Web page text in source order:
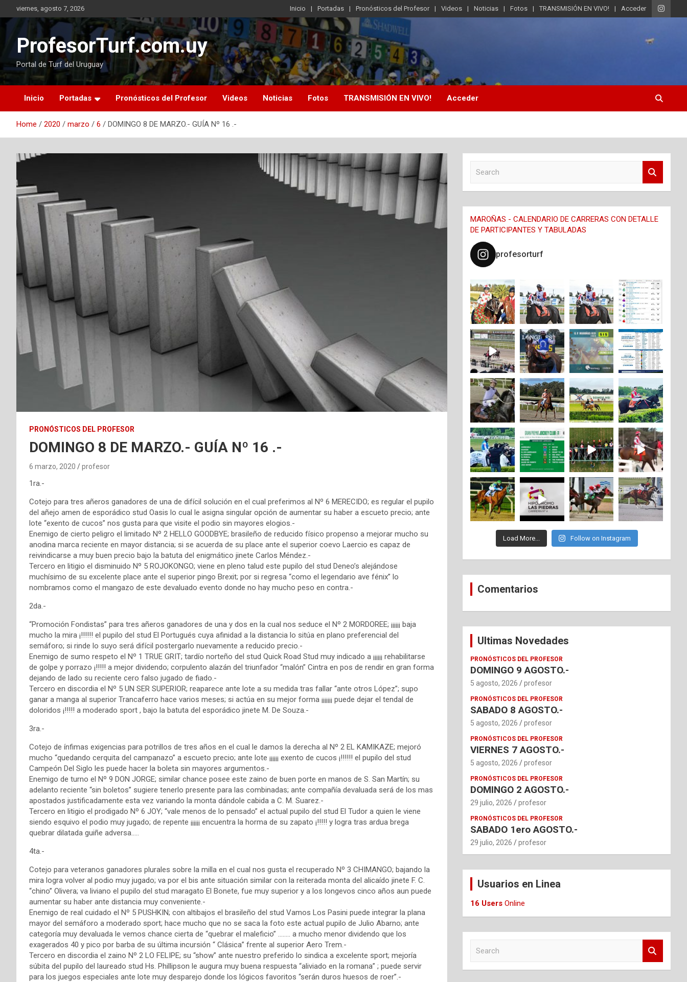
to
content
viernes, agosto 7, 2026 Inicio Portadas Pronósticos del Profesor Videos Noticias Fotos TRANSMISIÓN EN VIVO! Acceder
ProfesorTurf.com.uy
Portal de Turf del Uruguay
Inicio Portadas Pronósticos del Profesor Videos Noticias Fotos TRANSMISIÓN EN VIVO! Acceder
Home 2020 marzo 6 DOMINGO 8 DE MARZO.- GUÍA Nº 16 .-
PRONÓSTICOS DEL PROFESOR
DOMINGO 8 DE MARZO.- GUÍA Nº 16 .-
6 marzo, 2020 profesor
1ra.-
Cotejo para tres añeros ganadores de una de difícil solución en el cual preferimos al Nº 6 MERECIDO; es regular el pupilo
del añejo amen de esporádico stud Oasis lo cual le asigna singular opción de aumentar su haber a escueto precio; ante
lote “exento de cucos” nos gusta para que visite el podio sin mayores elogios.-
Enemigo de cierto peligro el limitado Nº 2 HELLO GOODBYE; brasileño de reducido físico propenso a mejorar mucho su
anodina marca reciente en mayor distancia; si se acuerda de su place ante el superior coevo Laercio es capaz de
reivindicarse a muy buen precio bajo la batuta del enigmático jinete Carlos Méndez.-
Tercero en litigio el disminuido Nº 5 ROJOKONGO; viene en pleno talud este pupilo del stud Deneo’s alejándose
muchísimo de su excelente place ante el superior pingo Brexit; por si regresa “como el legendario ave fénix” lo
nombramos como el mangazo de este devaluado evento donde no hay mucho peso en contra.-
2da.-
“Promoción Fondistas” para tres añeros ganadores de una y dos en la cual nos seduce el Nº 2 MORDOREE; ¡¡¡¡¡¡ baja
mucho la mira ¡!!!!!! el pupilo del stud El Portugués cuya afinidad a la distancia lo sitúa en plano preferencial del
semáforo; si rinde lo suyo será difícil postergarlo nuevamente a reducido precio.-
Enemigo de sumo respeto el Nº 1 TRUE GRIT; tardío norteño del stud Quick Road Stud muy indicado a ¡¡¡¡¡¡ rehabilitarse
de golpe y porrazo ¡!!!!! a mejor dividendo; corpulento alazán del triunfador “malón” Cintra en pos de rendir en gran forma
dejando de lado su reciente cero falso jugado de fiado.-
Tercero en discordia el Nº 5 UN SER SUPERIOR; reaparece ante lote a su medida tras fallar “ante otros López”; supo
ganar a manga al superior Trancaferro hace varios meses; si actúa en su mejor forma ¡¡¡¡¡¡¡ puede dejar el tendal de
doloridos ¡!!!!! a moderado sport , bajo la batuta del esporádico jinete M. De Souza.-
3ra.-
Cotejo de ínfimas exigencias para potrillos de tres años en el cual le damos la derecha al Nº 2 EL KAMIKAZE; mejoró
mucho “quedando cerquita del campanazo” a escueto precio; ante lote ¡¡¡¡¡¡ exento de cucos ¡!!!!!! el pupilo del stud
Campeón Del Siglo les puede hacer la boleta sin mayores argumentos.-
Enemigo de turno el Nº 9 DON JORGE; similar chance posee este zaino de buen porte en manos de S. San Martín; su
adelanto reciente “sin boletos” sugiere tenerlo presente para las combinadas; ante compañía devaluada será de los mas
apostados justificadamente esta vez variando la monta dándole cabida a C. M. Suarez.-
Tercero en litigio el prodigado Nº 6 JOY; “vale menos de lo pensado” el actual pupilo del stud El Tudor a quien le viene
siendo esquivo el podio muy jugado; de repente ¡¡¡¡¡¡ encuentra la horma de su zapato ¡!!!!! y logra tras ardua brega
quebrar dilatada guiñe adversa…..
4ta.-
Cotejo para veteranos ganadores plurales sobre la milla en el cual nos gusta el recuperado Nº 3 CHIMANGO; bajando la
mira logra volver al podio muy jugado; va por el bis ante situación similar con la reiterada monta del alicaído jinete F. C.
“chino” Olivera; va liviano el pupilo del stud maragato El Bonete, fue muy superior y a los longevos cinco años aun puede
aumentar su haber ante distancia muy conveniente.-
Enemigo de real cuidado el Nº 5 PUSHKIN; con altibajos el brasileño del stud Vamos Los Pasini puede integrar la plana
mayor del semáforo a moderado sport; hace mucho que no se saca la foto este actual pupilo de Julio Abarno; ante
categoría muy devaluada le vemos chance cierta de “quebrar el maleficio” …….. a mucho menor dividendo que los
exagerados 40 y pico por barba de su última incursión “ Clásica” frente al superior Aero Trem.-
Tercero en discordia el zaino Nº 2 LO FELIPE; su “show” ante nuestro preferido lo sindica a excelente sport; mejoría
súbita del pupilo del laureado stud Hs. Phillipson le augura muy buena respuesta “aliviado en la romana” ; puede servir
para los juegos especiales ante lote muy desparejo donde los lógicos favoritos “serán duros huesos de roer”.-
c
h
MAROÑAS - CALENDARIO DE CARRERAS CON DETALLE
DE PARTICIPANTES Y TABULADAS
profesorturf
Load More... Follow on Instagram
Comentarios
Ultimas Novedades
PRONÓSTICOS DEL PROFESOR
DOMINGO 9 AGOSTO.-
5 agosto, 2026 profesor
PRONÓSTICOS DEL PROFESOR
SABADO 8 AGOSTO.-
5 agosto, 2026 profesor
PRONÓSTICOS DEL PROFESOR
VIERNES 7 AGOSTO.-
5 agosto, 2026 profesor
PRONÓSTICOS DEL PROFESOR
DOMINGO 2 AGOSTO.-
29 julio, 2026 profesor
PRONÓSTICOS DEL PROFESOR
SABADO 1ero AGOSTO.-
29 julio, 2026 profesor
Usuarios en Linea
16 Users Online